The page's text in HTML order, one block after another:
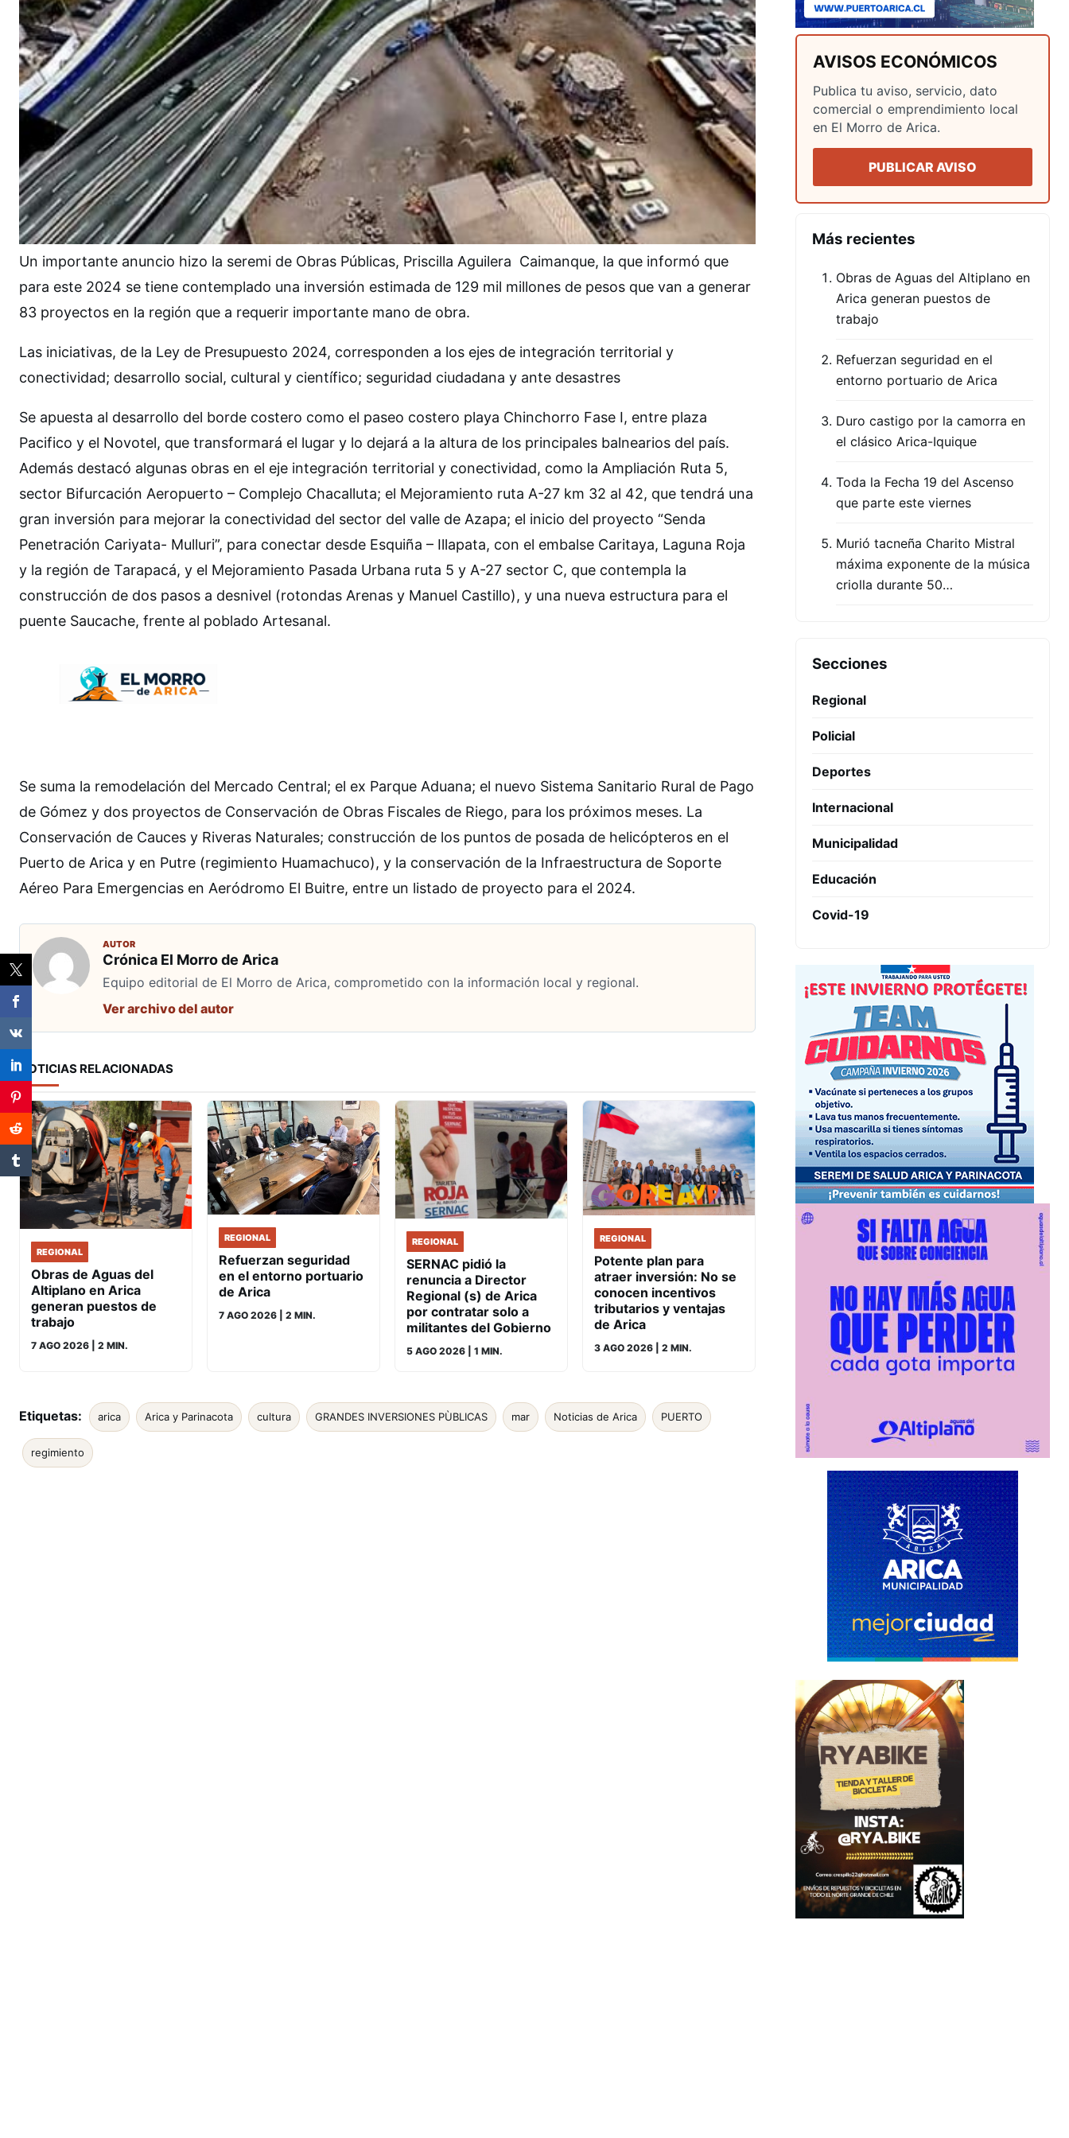
Un importante anuncio hizo la seremi de Obras Públicas, Priscilla Aguilera Caimanque, la que informó que
para este 2024 se tiene contemplado una inversión estimada de 129 mil millones de pesos que van a generar
83 proyectos en la región que a requerir importante mano de obra.
Las iniciativas, de la Ley de Presupuesto 2024, corresponden a los ejes de integración territorial y
conectividad; desarrollo social, cultural y científico; seguridad ciudadana y ante desastres
Se apuesta al desarrollo del borde costero como el paseo costero playa Chinchorro Fase I, entre plaza
Pacifico y el Novotel, que transformará el lugar y lo dejará a la altura de los principales balnearios del país.
Además destacó algunas obras en el eje integración territorial y conectividad, como la Ampliación Ruta 5,
sector Bifurcación Aeropuerto – Complejo Chacalluta; el Mejoramiento ruta A-27 km 32 al 42, que tendrá una
gran inversión para mejorar la conectividad del sector del valle de Azapa; el inicio del proyecto “Senda
Penetración Cariyata- Mulluri”, para conectar desde Esquiña – Illapata, con el embalse Caritaya, Laguna Roja
y la región de Tarapacá, y el Mejoramiento Pasada Urbana ruta 5 y A-27 sector C, que contempla la
construcción de dos pasos a desnivel (rotondas Arenas y Manuel Castillo), y una nueva estructura para el
puente Saucache, frente al poblado Artesanal.
Se suma la remodelación del Mercado Central; el ex Parque Aduana; el nuevo Sistema Sanitario Rural de Pago
de Gómez y dos proyectos de Conservación de Obras Fiscales de Riego, para los próximos meses. La
Conservación de Cauces y Riveras Naturales; construcción de los puntos de posada de helicópteros en el
Puerto de Arica y en Putre (regimiento Huamachuco), y la conservación de la Infraestructura de Soporte
Aéreo Para Emergencias en Aeródromo El Buitre, entre un listado de proyecto para el 2024.
AUTOR
Crónica El Morro de Arica
Equipo editorial de El Morro de Arica, comprometido con la información local y regional.
Ver archivo del autor
NOTICIAS RELACIONADAS
REGIONAL
Obras de Aguas del
Altiplano en Arica
generan puestos de
trabajo
7 AGO 2026 | 2 MIN.
REGIONAL
Refuerzan seguridad
en el entorno portuario
de Arica
7 AGO 2026 | 2 MIN.
REGIONAL
SERNAC pidió la
renuncia a Director
Regional (s) de Arica
por contratar solo a
militantes del Gobierno
5 AGO 2026 | 1 MIN.
REGIONAL
Potente plan para
atraer inversión: No se
conocen incentivos
tributarios y ventajas
de Arica
3 AGO 2026 | 2 MIN.
Etiquetas: arica Arica y Parinacota cultura GRANDES INVERSIONES PÙBLICAS mar Noticias de Arica PUERTO
regimiento
AVISOS ECONÓMICOS
Publica tu aviso, servicio, dato
comercial o emprendimiento local
en El Morro de Arica.
PUBLICAR AVISO
Más recientes
Obras de Aguas del Altiplano en
Arica generan puestos de
trabajo
Refuerzan seguridad en el
entorno portuario de Arica
Duro castigo por la camorra en
el clásico Arica-Iquique
Toda la Fecha 19 del Ascenso
que parte este viernes
Murió tacneña Charito Mistral
máxima exponente de la música
criolla durante 50…
Secciones
Regional
Policial
Deportes
Internacional
Municipalidad
Educación
Covid-19